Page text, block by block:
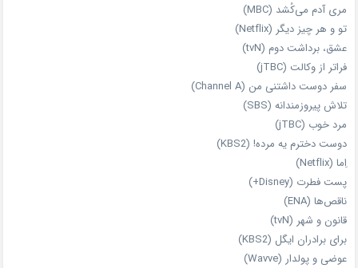
مری آدم می‌کُشد (MBC)
تو و هر چیز دیگر (Netflix)
عشق، برداشت دوم (tvN)
فراتر از وکالت (jTBC)
سفر دوست‌ داشتنی من (Channel A)
تلاش پیروزمندانه (SBS)
مرد خوب (jTBC)
دوست دخترم یه مرده! (KBS2)
اِما (Netflix)
پست فطرت (Disney+)
ناقص‌ها (ENA)
قانون و شهر (tvN)
برای برادران ایگل (KBS2)
عوضی و پولدار (Wavve)